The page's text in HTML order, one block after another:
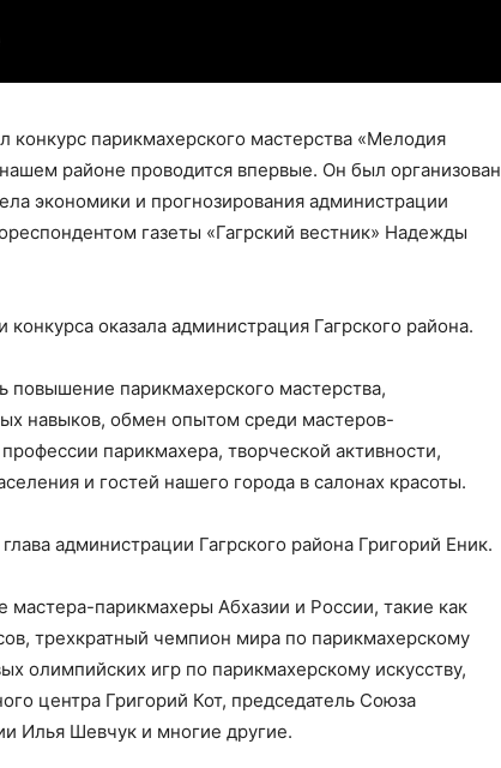
конкурс парикмахерского мастерства «Мелодия
районе проводится впервые. Он был организован
экономики и прогнозирования администрации
газеты «Гагрский вестник» Надежды
оказала администрация Гагрского района.
повышение парикмахерского мастерства,
навыков, обмен опытом среди мастеров-
парикмахера, творческой активности,
и гостей нашего города в салонах красоты.
администрации Гагрского района Григорий Еник.
парикмахеры Абхазии и России, такие как
трехкратный чемпион мира по парикмахерскому
олимпийских игр по парикмахерскому искусству,
центра Григорий Кот, председатель Союза
Илья Шевчук и многие другие.